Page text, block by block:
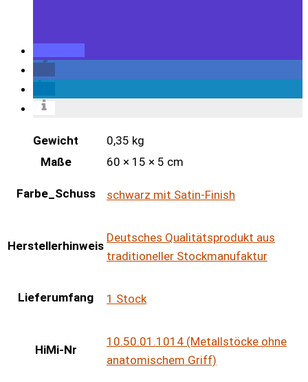
Gewicht
0,35 kg
Maße
60 × 15 × 5 cm
Farbe_Schuss schwarz mit Satin-Finish
Herstellerhinweis
Deutsches Qualitätsprodukt aus
traditioneller Stockmanufaktur
Lieferumfang 1 Stock
HiMi-Nr
10.50.01.1014 (Metallstöcke ohne
anatomischem Griff)